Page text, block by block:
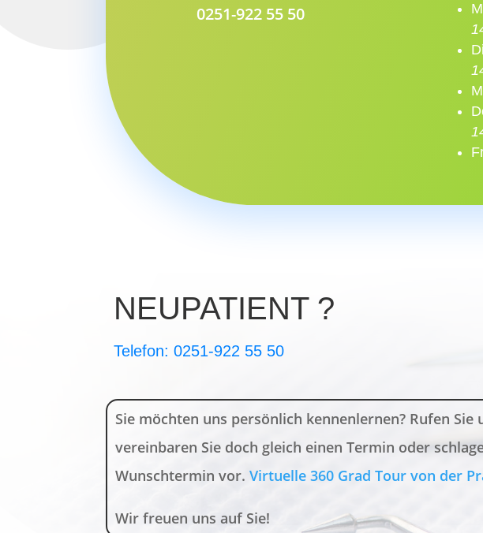
0251-922 55 50
NEUPATIENT ?
Telefon:0251-922 55 50
Sie möchten uns persönlich kennenlernen? Rufen Sie
vereinbaren Sie doch gleich einen Termin oder
Wunschtermin vor.Virtuelle 360 Grad Tour von der
Wir freuen uns auf Sie!